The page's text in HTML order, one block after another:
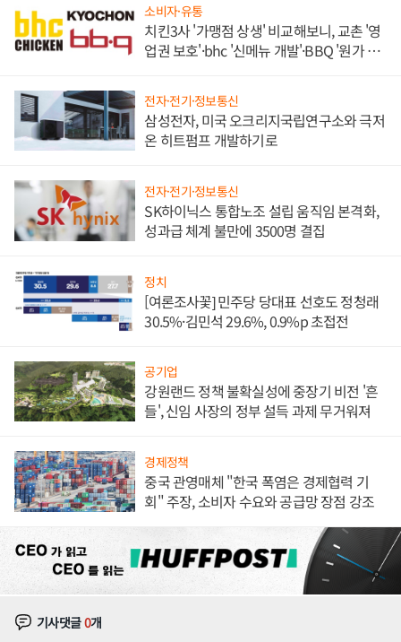
소비자·유통
치킨3사 '가맹점 상생' 비교해보니, 교촌 '영
업권 보호'·bhc '신메뉴 개발'·BBQ '원가 부
전자·전기·정보통신
삼성전자, 미국 오크리지국립연구소와 극저
온 히트펌프 개발하기로
전자·전기·정보통신
SK하이닉스 통합노조 설립 움직임 본격화,
성과급 체계 불만에 3500명 결집
정치
[여론조사꽃] 민주당 당대표 선호도 정청래
30.5%·김민석 29.6%, 0.9%p 초접전
공기업
강원랜드 정책 불확실성에 중장기 비전 '흔
들', 신임 사장의 정부 설득 과제 무거워져
경제정책
중국 관영매체 "한국 폭염은 경제협력 기
회" 주장, 소비자 수요와 공급망 장점 강조
기사댓글0개